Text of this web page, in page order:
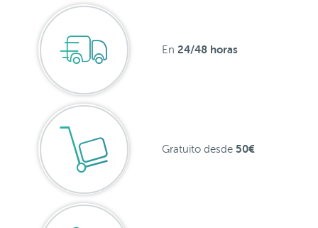
En 24/48 horas
Gratuito desde 50€